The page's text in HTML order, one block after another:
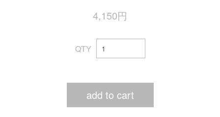
4,150円
QTY
add to cart